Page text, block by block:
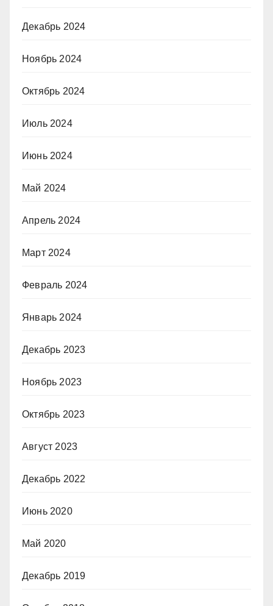
Декабрь 2024
Ноябрь 2024
Октябрь 2024
Июль 2024
Июнь 2024
Май 2024
Апрель 2024
Март 2024
Февраль 2024
Январь 2024
Декабрь 2023
Ноябрь 2023
Октябрь 2023
Август 2023
Декабрь 2022
Июнь 2020
Май 2020
Декабрь 2019